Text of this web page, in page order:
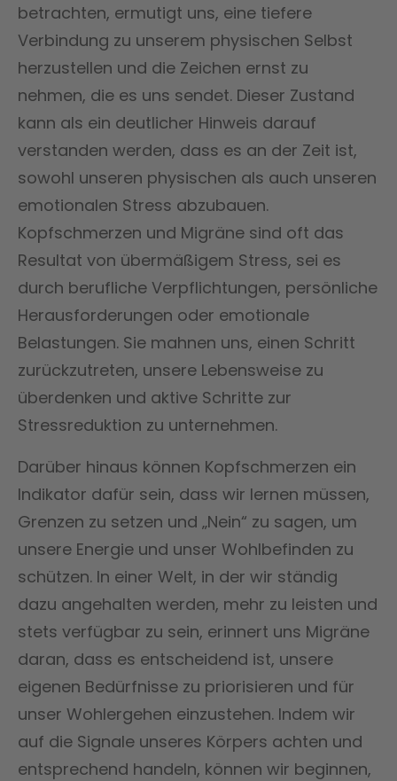
betrachten, ermutigt uns, eine tiefere
Verbindung zu unserem physischen Selbst
herzustellen und die Zeichen ernst zu
nehmen, die es uns sendet. Dieser Zustand
kann als ein deutlicher Hinweis darauf
verstanden werden, dass es an der Zeit ist,
sowohl unseren physischen als auch unseren
emotionalen Stress abzubauen.
Kopfschmerzen und Migräne sind oft das
Resultat von übermäßigem Stress, sei es
durch berufliche Verpflichtungen, persönliche
Herausforderungen oder emotionale
Belastungen. Sie mahnen uns, einen Schritt
zurückzutreten, unsere Lebensweise zu
überdenken und aktive Schritte zur
Stressreduktion zu unternehmen.
Darüber hinaus können Kopfschmerzen ein
Indikator dafür sein, dass wir lernen müssen,
Grenzen zu setzen und „Nein“ zu sagen, um
unsere Energie und unser Wohlbefinden zu
schützen. In einer Welt, in der wir ständig
dazu angehalten werden, mehr zu leisten und
stets verfügbar zu sein, erinnert uns Migräne
daran, dass es entscheidend ist, unsere
eigenen Bedürfnisse zu priorisieren und für
unser Wohlergehen einzustehen. Indem wir
auf die Signale unseres Körpers achten und
entsprechend handeln, können wir beginnen,